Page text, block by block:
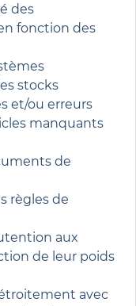
des
fonction des
stocks
et/ou erreurs
manquants
de
règles de
aux
de leur poids
avec